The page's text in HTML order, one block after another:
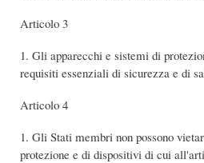
Articolo 3
1. Gli apparecchi e sistemi di
requisiti essenziali di sicurezza e di
Articolo 4
1. Gli Stati membri non possono
protezione e di dispositivi di cui